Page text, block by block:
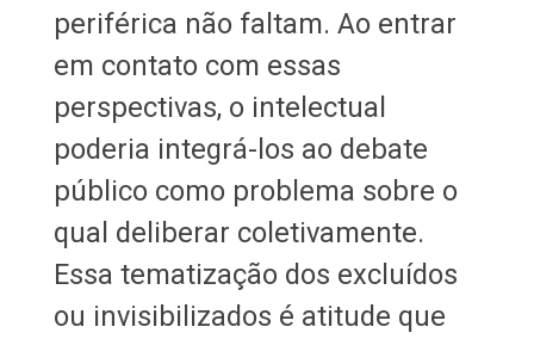
periférica não faltam. Ao entrar
em contato com essas
perspectivas, o intelectual
poderia integrá-los ao debate
público como problema sobre o
qual deliberar coletivamente.
Essa tematização dos excluídos
ou invisibilizados é atitude que